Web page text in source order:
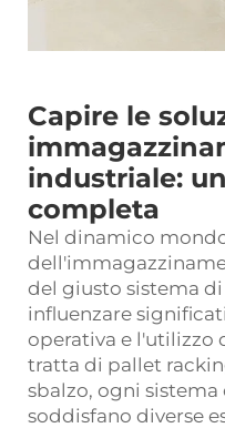
Capire le
industriale:
completa
Nel dinamico
del giusto sistema
influenzare
operativa e l'utilizzo
tratta di pallet
sbalzo, ogni
soddisfano diverse